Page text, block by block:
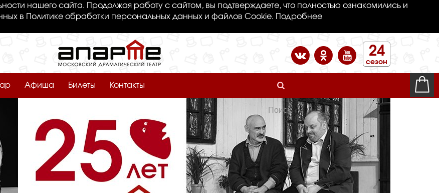
нашего сайта. Продолжая работу с сайтом, вы подтверждаете, что полностью ознакомились и
в Политике обработки персональных данных и файлов Cookie. Подробнее
24
сезон
Афиша Билеты Контакты